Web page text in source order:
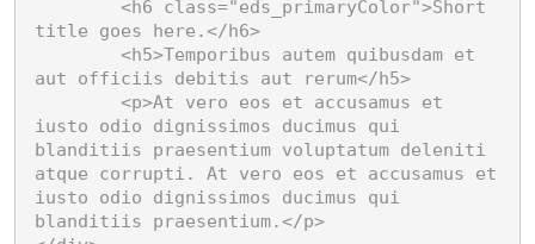
title goes here.</h6>
aut officiis debitis aut rerum</h5>
iusto odio dignissimos ducimus qui
blanditiis praesentium voluptatum deleniti
atque corrupti. At vero eos et accusamus et
iusto odio dignissimos ducimus qui
blanditiis praesentium.</p>